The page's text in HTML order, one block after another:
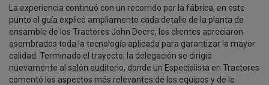
La experiencia continuó con un recorrido por la fábrica, en este
punto el guía explicó ampliamente cada detalle de la planta de
ensamble de los Tractores John Deere, los clientes apreciaron
asombrados toda la tecnología aplicada para garantizar la mayor
calidad. Terminado el trayecto, la delegación se dirigió
nuevamente al salón auditorio, donde un Especialista en Tractores
comentó los aspectos más relevantes de los equipos y de la